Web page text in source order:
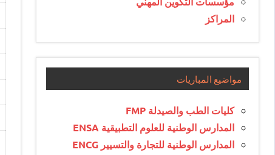
المراكز
مواضيع المباريات
كليات الطب والصيدلة FMP
المدارس الوطنية للعلوم التطبيقية ENSA
المدارس الوطنية للتجارة والتسيير ENCG